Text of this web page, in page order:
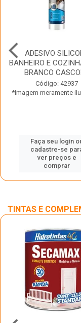
ADESIVO
BANHEIRO E
BRANCO
Código: 42937
*Imagem meramente
Faça seu login
cadastre-se
ver preços e
comprar
TINTAS E